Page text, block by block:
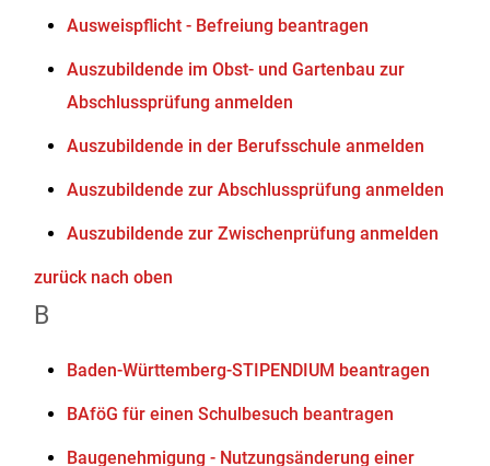
Ausweispflicht - Befreiung beantragen
Auszubildende im Obst- und Gartenbau zur
Abschlussprüfung anmelden
Auszubildende in der Berufsschule anmelden
Auszubildende zur Abschlussprüfung anmelden
Auszubildende zur Zwischenprüfung anmelden
zurück nach oben
B
Baden-Württemberg-STIPENDIUM beantragen
BAföG für einen Schulbesuch beantragen
Baugenehmigung - Nutzungsänderung einer